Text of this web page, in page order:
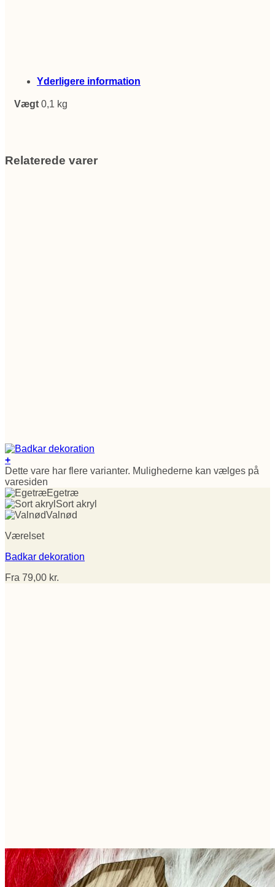
Yderligere information
Vægt 0,1 kg
Relaterede varer
+
Dette vare har flere varianter. Mulighederne kan vælges på
varesiden
Egetræ
Sort akryl
Valnød
Værelset
Badkar dekoration
Fra 79,00 kr.